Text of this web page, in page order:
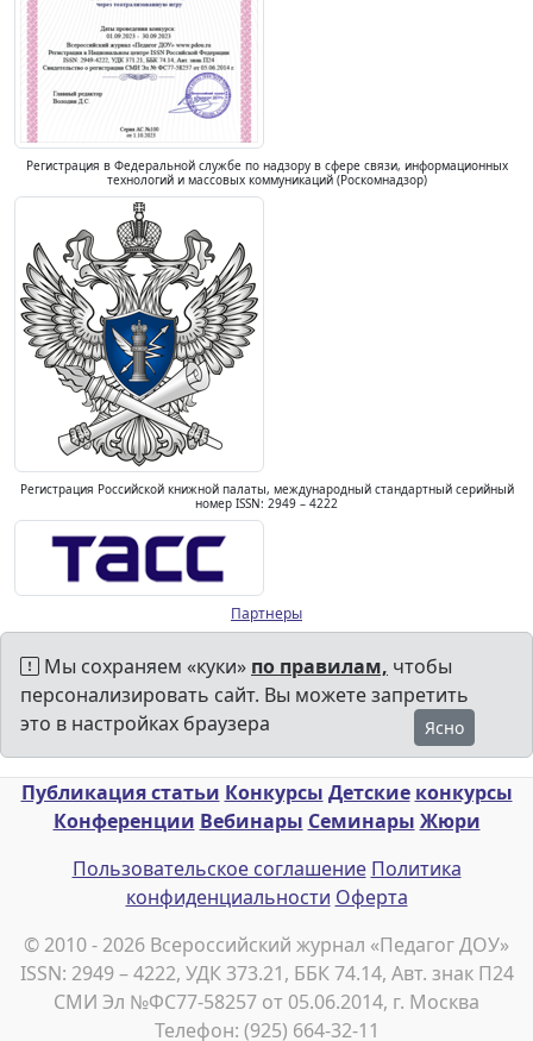
Регистрация в Федеральной службе по надзору в сфере связи, информационных
технологий и массовых коммуникаций (Роскомнадзор)
Регистрация Российской книжной палаты, международный стандартный серийный
номер ISSN: 2949 – 4222
Партнеры
Мы сохраняем «куки» по правилам, чтобы
персонализировать сайт. Вы можете запретить
это в настройках браузера
Ясно
Публикация статьи Конкурсы Детские конкурсы
Конференции Вебинары Семинары Жюри
Пользовательское соглашение Политика
конфиденциальности Оферта
© 2010 - 2026 Всероссийский журнал «Педагог ДОУ»
ISSN: 2949 – 4222, УДК 373.21, ББК 74.14, Авт. знак П24
СМИ Эл №ФС77-58257 от 05.06.2014, г. Москва
Телефон: (925) 664-32-11